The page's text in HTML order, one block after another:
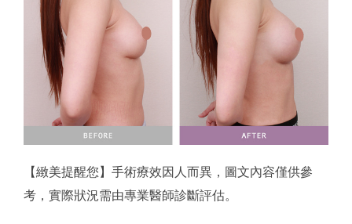
【緻美提醒您】手術療效因人而異，圖文內容僅供參
考，實際狀況需由專業醫師診斷評估。